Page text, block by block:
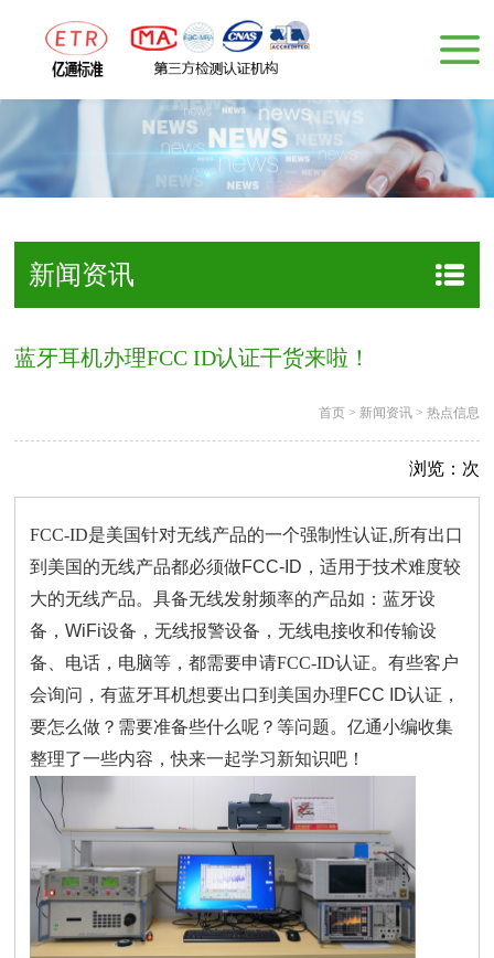
新闻资讯
蓝牙耳机办理FCC ID认证干货来啦！
首页> 新闻资讯> 热点信息
浏览： 次
FCC-ID是美国针对无线产品的一个强制性认证,所有出口
到美国的无线产品都必须做FCC-ID，适用于技术难度较
大的无线产品。具备无线发射频率的产品如：蓝牙设
备，WiFi设备，无线报警设备，无线电接收和传输设
备、电话，电脑等，都需要申请FCC-ID认证。有些客户
会询问，有蓝牙耳机想要出口到美国办理FCC ID认证，
要怎么做？需要准备些什么呢？等问题。亿通小编收集
整理了一些内容，快来一起学习新知识吧！